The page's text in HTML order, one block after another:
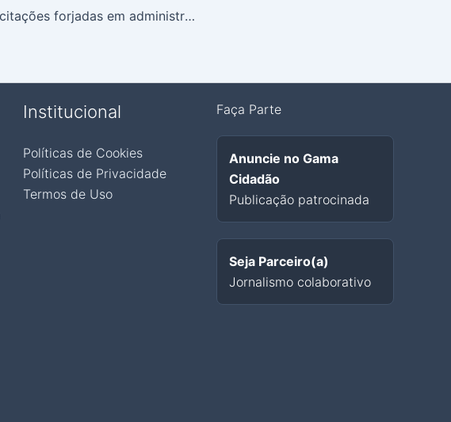
Licitações forjadas em administrações do DF movimentaram R$ 55 milhões, diz polícia
Institucional
Políticas de Cookies
Políticas de Privacidade
Termos de Uso
Faça Parte
Anuncie no Gama
Cidadão
Publicação patrocinada
Seja Parceiro(a)
Jornalismo colaborativo